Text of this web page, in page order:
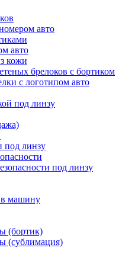
авто
авто
кожи
брелоков с бортиком
с логотипом авто
под линзу
под линзу
под линзу
в машину
(бортик)
(сублимация)